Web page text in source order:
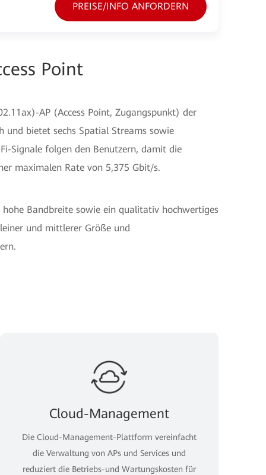
PREISE/INFO ANFORDERN
Point
AP (Access Point, Zugangspunkt) der
und bietet sechs Spatial Streams sowie
Signale folgen den Benutzern, damit die
maximalen Rate von 5,375 Gbit/s.
Bandbreite sowie ein qualitativ hochwertiges
und mittlerer Größe und
Cloud-Management
Die Cloud-Management-Plattform vereinfacht
die Verwaltung von APs und Services und
reduziert die Betriebs-und Wartungskosten für